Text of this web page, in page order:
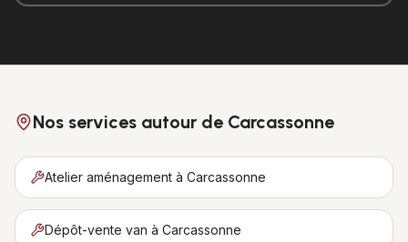
Nos services autour de Carcassonne
Atelier aménagement à Carcassonne
Dépôt-vente van à Carcassonne